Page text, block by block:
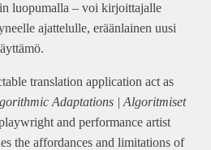
luopumalla – voi kirjoittajalle
ajattelulle, eräänlainen uusi
translation application act as
Adaptations | Algoritmiset
and performance artist
the affordances and limitations of